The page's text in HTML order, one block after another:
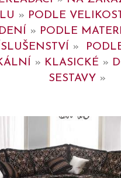
» PODLE
» PODLE
»
» KLASICKÉ »
SESTAVY »